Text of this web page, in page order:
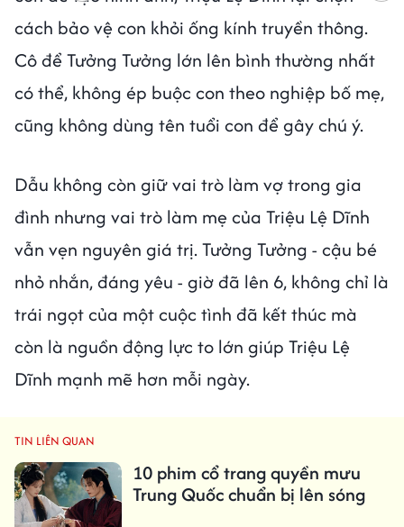
cách bảo vệ con khỏi ống kính truyền thông.
Cô để Tưởng Tưởng lớn lên bình thường nhất
có thể, không ép buộc con theo nghiệp bố mẹ,
cũng không dùng tên tuổi con để gây chú ý.
Dẫu không còn giữ vai trò làm vợ trong gia
đình nhưng vai trò làm mẹ của Triệu Lệ Dĩnh
vẫn vẹn nguyên giá trị. Tưởng Tưởng - cậu bé
nhỏ nhắn, đáng yêu - giờ đã lên 6, không chỉ là
trái ngọt của một cuộc tình đã kết thúc mà
còn là nguồn động lực to lớn giúp Triệu Lệ
Dĩnh mạnh mẽ hơn mỗi ngày.
TIN LIÊN QUAN
10 phim cổ trang quyền mưu
Trung Quốc chuẩn bị lên sóng